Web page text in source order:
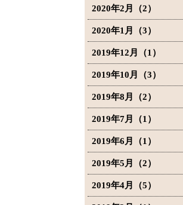
2020年2月（2）
2020年1月（3）
2019年12月（1）
2019年10月（3）
2019年8月（2）
2019年7月（1）
2019年6月（1）
2019年5月（2）
2019年4月（5）